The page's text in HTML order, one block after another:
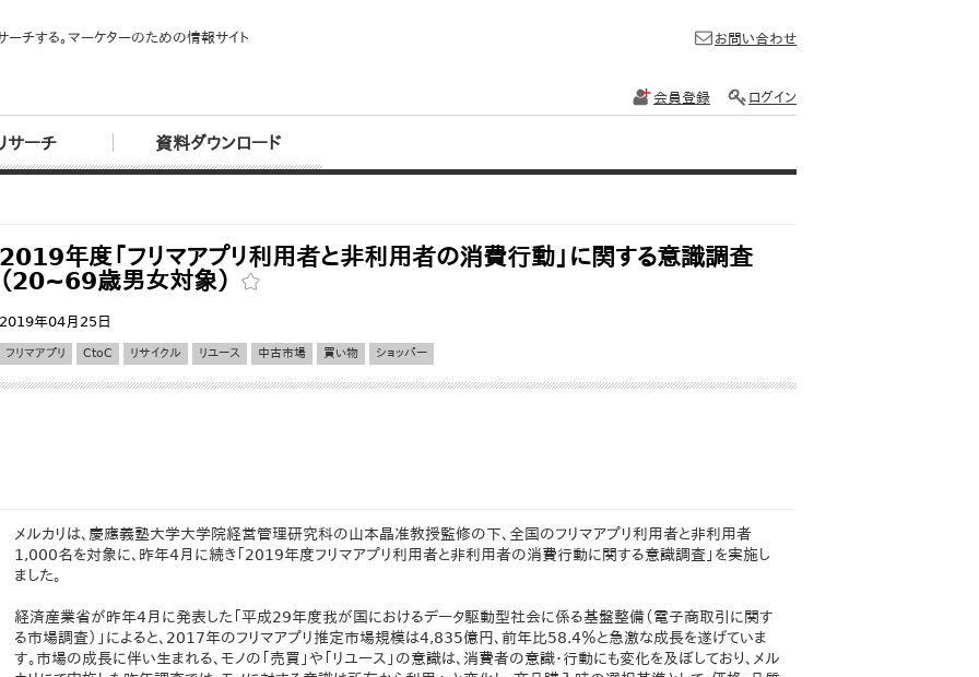
ーチする。マーケターのための情報サイト
サーチ 資料ダウンロード
お問い合わせ
会員登録 ログイン
2019年度「フリマアプリ利用者と非利用者の消費行動」に関する意識調査
（20~69歳男女対象）
2019年04月25日
フリマアプリ CtoC リサイクル リユース 中古市場 買い物 ショッパー
メルカリは、慶應義塾大学大学院経営管理研究科の山本晶准教授監修の下、全国のフリマアプリ利用者と非利用者
1,000名を対象に、昨年4月に続き「2019年度フリマアプリ利用者と非利用者の消費行動に関する意識調査」を実施し
ました。
経済産業省が昨年4月に発表した「平成29年度我が国におけるデータ駆動型社会に係る基盤整備（電子商取引に関す
る市場調査）」によると、2017年のフリマアプリ推定市場規模は4,835億円、前年比58.4％と急激な成長を遂げていま
す。市場の成長に伴い生まれる、モノの「売買」や「リユース」の意識は、消費者の意識・行動にも変化を及ぼしており、メル